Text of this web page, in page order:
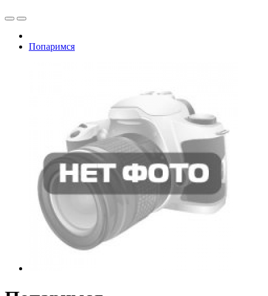
Попаримся